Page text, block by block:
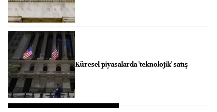
Küresel piyasalarda 'teknolojik' satış